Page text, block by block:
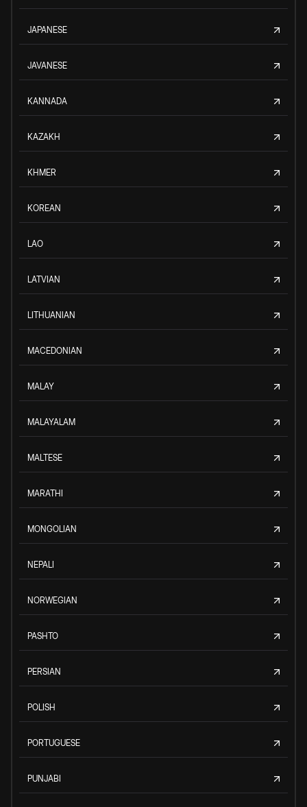
JAPANESE
JAVANESE
KANNADA
KAZAKH
KHMER
KOREAN
LAO
LATVIAN
LITHUANIAN
MACEDONIAN
MALAY
MALAYALAM
MALTESE
MARATHI
MONGOLIAN
NEPALI
NORWEGIAN
PASHTO
PERSIAN
POLISH
PORTUGUESE
PUNJABI